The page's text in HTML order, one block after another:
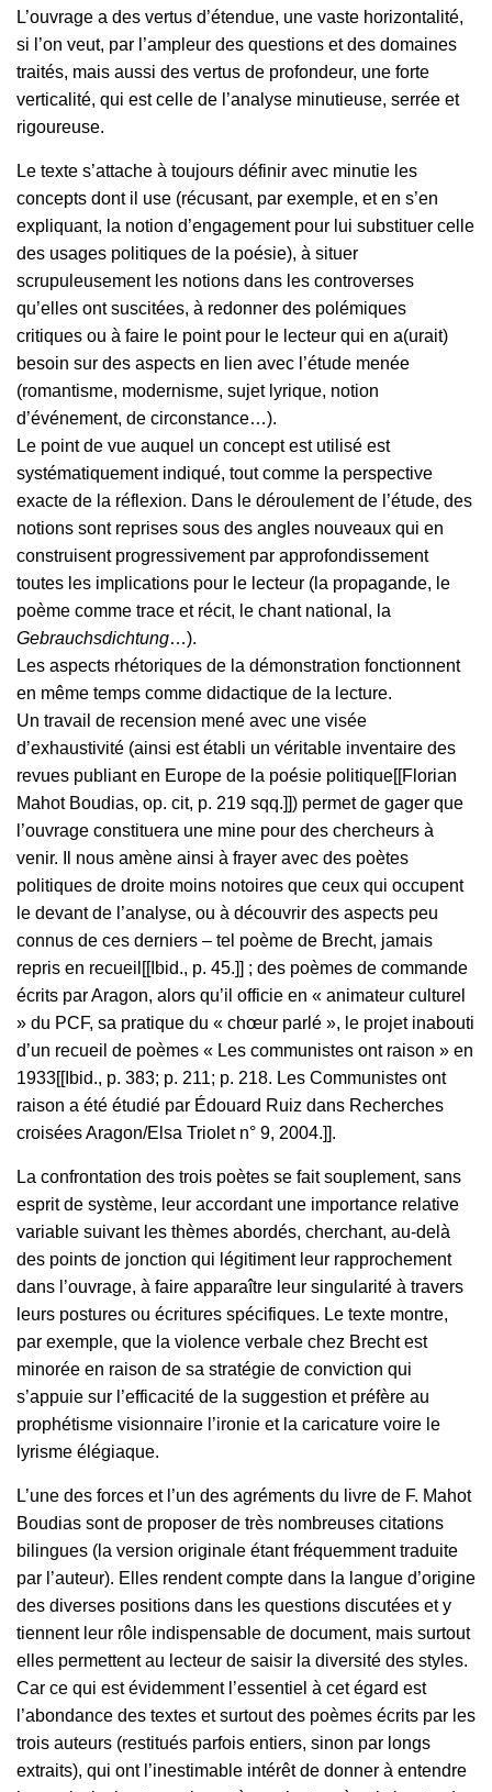
L’ouvrage a des vertus d’étendue, une vaste horizontalité,
si l’on veut, par l’ampleur des questions et des domaines
traités, mais aussi des vertus de profondeur, une forte
verticalité, qui est celle de l’analyse minutieuse, serrée et
rigoureuse.
Le texte s’attache à toujours définir avec minutie les
concepts dont il use (récusant, par exemple, et en s’en
expliquant, la notion d’engagement pour lui substituer celle
des usages politiques de la poésie), à situer
scrupuleusement les notions dans les controverses
qu’elles ont suscitées, à redonner des polémiques
critiques ou à faire le point pour le lecteur qui en a(urait)
besoin sur des aspects en lien avec l’étude menée
(romantisme, modernisme, sujet lyrique, notion
d’événement, de circonstance…).
Le point de vue auquel un concept est utilisé est
systématiquement indiqué, tout comme la perspective
exacte de la réflexion. Dans le déroulement de l’étude, des
notions sont reprises sous des angles nouveaux qui en
construisent progressivement par approfondissement
toutes les implications pour le lecteur (la propagande, le
poème comme trace et récit, le chant national, la
Gebrauchsdichtung…).
Les aspects rhétoriques de la démonstration fonctionnent
en même temps comme didactique de la lecture.
Un travail de recension mené avec une visée
d’exhaustivité (ainsi est établi un véritable inventaire des
revues publiant en Europe de la poésie politique[[Florian
Mahot Boudias, op. cit, p. 219 sqq.]]) permet de gager que
l’ouvrage constituera une mine pour des chercheurs à
venir. Il nous amène ainsi à frayer avec des poètes
politiques de droite moins notoires que ceux qui occupent
le devant de l’analyse, ou à découvrir des aspects peu
connus de ces derniers – tel poème de Brecht, jamais
repris en recueil[[Ibid., p. 45.]] ; des poèmes de commande
écrits par Aragon, alors qu’il officie en « animateur culturel
» du PCF, sa pratique du « chœur parlé », le projet inabouti
d’un recueil de poèmes « Les communistes ont raison » en
1933[[Ibid., p. 383; p. 211; p. 218. Les Communistes ont
raison a été étudié par Édouard Ruiz dans Recherches
croisées Aragon/Elsa Triolet n° 9, 2004.]].
La confrontation des trois poètes se fait souplement, sans
esprit de système, leur accordant une importance relative
variable suivant les thèmes abordés, cherchant, au-delà
des points de jonction qui légitiment leur rapprochement
dans l’ouvrage, à faire apparaître leur singularité à travers
leurs postures ou écritures spécifiques. Le texte montre,
par exemple, que la violence verbale chez Brecht est
minorée en raison de sa stratégie de conviction qui
s’appuie sur l’efficacité de la suggestion et préfère au
prophétisme visionnaire l’ironie et la caricature voire le
lyrisme élégiaque.
L’une des forces et l’un des agréments du livre de F. Mahot
Boudias sont de proposer de très nombreuses citations
bilingues (la version originale étant fréquemment traduite
par l’auteur). Elles rendent compte dans la langue d’origine
des diverses positions dans les questions discutées et y
tiennent leur rôle indispensable de document, mais surtout
elles permettent au lecteur de saisir la diversité des styles.
Car ce qui est évidemment l’essentiel à cet égard est
l’abondance des textes et surtout des poèmes écrits par les
trois auteurs (restitués parfois entiers, sinon par longs
extraits), qui ont l’inestimable intérêt de donner à entendre